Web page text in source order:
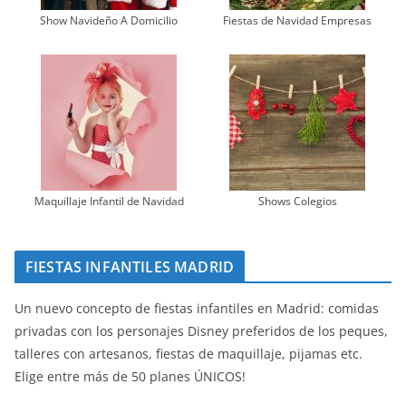
Show Navideño A Domicilio Fiestas de Navidad Empresas
Maquillaje Infantil de Navidad Shows Colegios
FIESTAS INFANTILES MADRID
Un nuevo concepto de fiestas infantiles en Madrid: comidas
privadas con los personajes Disney preferidos de los peques,
talleres con artesanos, fiestas de maquillaje, pijamas etc.
Elige entre más de 50 planes ÚNICOS!